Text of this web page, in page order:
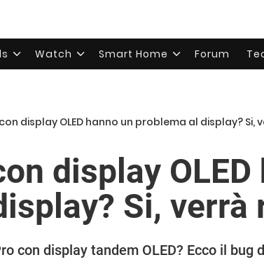
Watch Smart Home Forum
display OLED hanno un problema al display?
display OLED
Si,
con display tandem OLED? Ecco il bug